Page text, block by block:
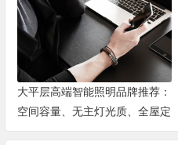
大平层高端智能照明品牌推荐：
空间容量、无主灯光质、全屋定
制、长期售后四个维度全解析